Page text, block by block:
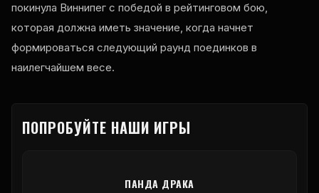
покинула Виннипег с победой в рейтинговом бою,
которая должна иметь значение, когда начнет
формироваться следующий раунд поединков в
наилегчайшем весе.
ПОПРОБУЙТЕ НАШИ ИГРЫ
ПАНДА ДРАКА